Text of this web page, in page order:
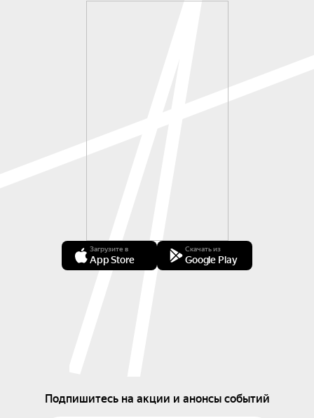
Загрузите в
App Store
Скачать из
Google Play
Подпишитесь на акции и анонсы событий